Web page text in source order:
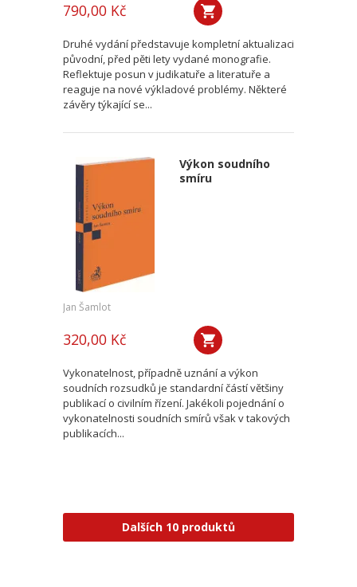
790,00 Kč
Druhé vydání představuje kompletní aktualizaci
původní, před pěti lety vydané monografie.
Reflektuje posun v judikatuře a literatuře a
reaguje na nové výkladové problémy. Některé
závěry týkající se...
Výkon soudního
smíru
Jan Šamlot
320,00 Kč
Vykonatelnost, případně uznání a výkon
soudních rozsudků je standardní částí většiny
publikací o civilním řízení. Jakékoli pojednání o
vykonatelnosti soudních smírů však v takových
publikacích...
Dalších 10 produktů